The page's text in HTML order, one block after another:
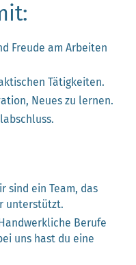
Freude am Arbeiten
Tätigkeiten.
Neues zu lernen.
sind ein Team, das
unterstützt.
Berufe
uns hast du eine